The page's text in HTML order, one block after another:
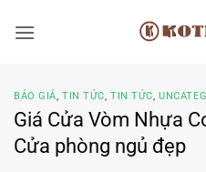
qua
BÁO GIÁ,TIN TỨC,TIN TỨC,
Giá Cửa Vòm Nhựa
Cửa phòng ngủ đẹp